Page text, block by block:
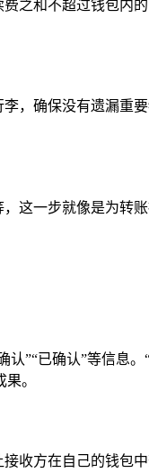
之和不超过钱包内
，确保没有遗漏重
这一步就像是为转
”“已确认”等信息
。
收方在自己的钱包